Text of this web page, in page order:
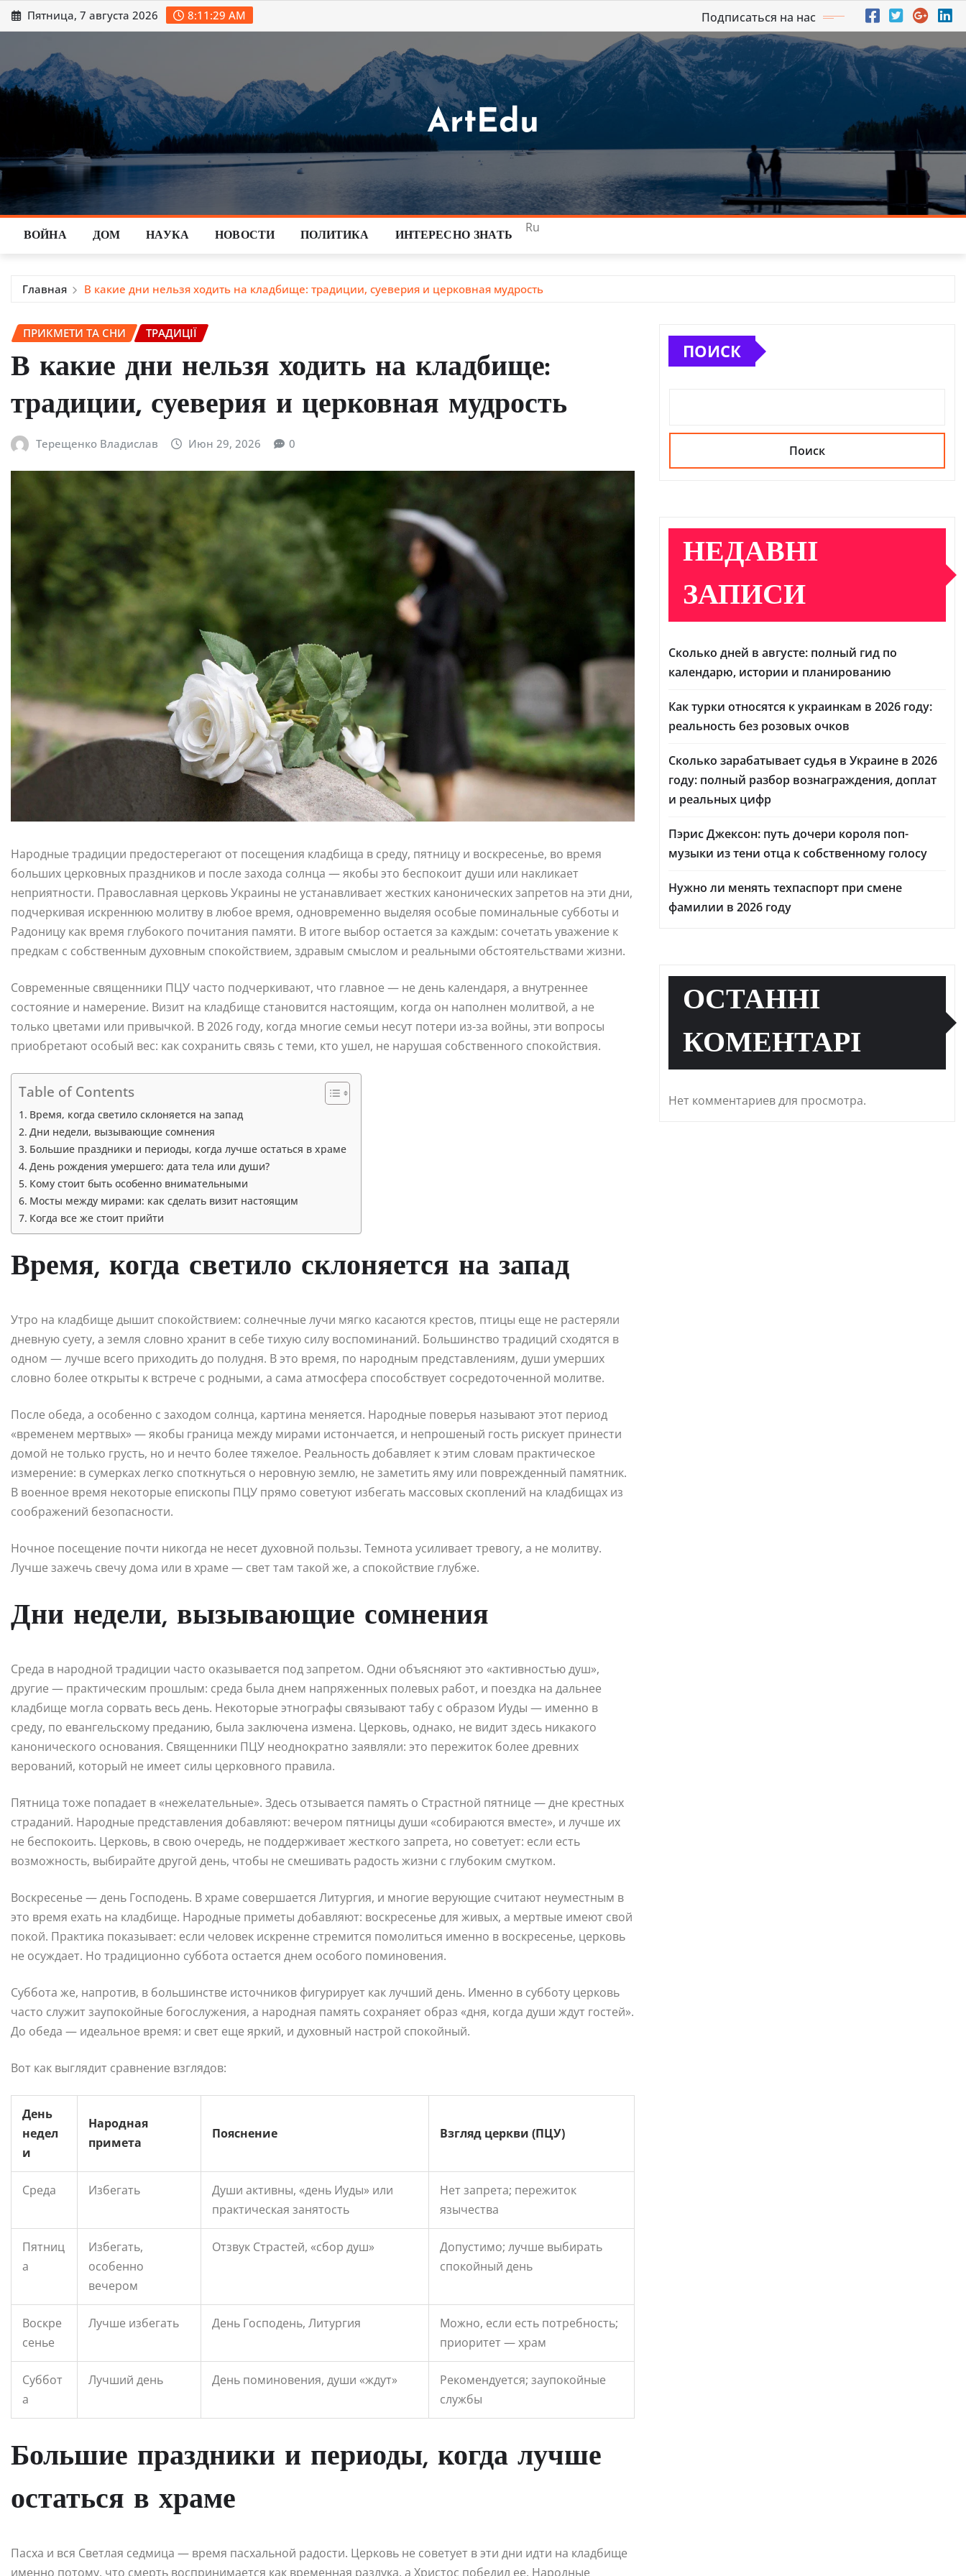
Перейти
к
Пятница, 7 августа 2026 8:11:31 AM Подписаться на нас
ArtEdu
ВОЙНА ДОМ НАУКА НОВОСТИ ПОЛИТИКА ИНТЕРЕСНО ЗНАТЬ
Ru
Главная В какие дни нельзя ходить на кладбище: традиции, суеверия и церковная мудрость
ПРИКМЕТИ ТА СНИ ТРАДИЦІЇ
В какие дни нельзя ходить на кладбище:
традиции, суеверия и церковная мудрость
Терещенко Владислав Июн 29, 2026 0
Народные традиции предостерегают от посещения кладбища в среду, пятницу и воскресенье, во время
больших церковных праздников и после захода солнца — якобы это беспокоит души или накликает
неприятности. Православная церковь Украины не устанавливает жестких канонических запретов на эти дни,
подчеркивая искреннюю молитву в любое время, одновременно выделяя особые поминальные субботы и
Радоницу как время глубокого почитания памяти. В итоге выбор остается за каждым: сочетать уважение к
предкам с собственным духовным спокойствием, здравым смыслом и реальными обстоятельствами жизни.
Современные священники ПЦУ часто подчеркивают, что главное — не день календаря, а внутреннее
состояние и намерение. Визит на кладбище становится настоящим, когда он наполнен молитвой, а не
только цветами или привычкой. В 2026 году, когда многие семьи несут потери из-за войны, эти вопросы
приобретают особый вес: как сохранить связь с теми, кто ушел, не нарушая собственного спокойствия.
Table of Contents
Время, когда светило склоняется на запад
Дни недели, вызывающие сомнения
Большие праздники и периоды, когда лучше остаться в храме
День рождения умершего: дата тела или души?
Кому стоит быть особенно внимательными
Мосты между мирами: как сделать визит настоящим
Когда все же стоит прийти
Время, когда светило склоняется на запад
Утро на кладбище дышит спокойствием: солнечные лучи мягко касаются крестов, птицы еще не растеряли
дневную суету, а земля словно хранит в себе тихую силу воспоминаний. Большинство традиций сходятся в
одном — лучше всего приходить до полудня. В это время, по народным представлениям, души умерших
словно более открыты к встрече с родными, а сама атмосфера способствует сосредоточенной молитве.
После обеда, а особенно с заходом солнца, картина меняется. Народные поверья называют этот период
«временем мертвых» — якобы граница между мирами истончается, и непрошеный гость рискует принести
домой не только грусть, но и нечто более тяжелое. Реальность добавляет к этим словам практическое
измерение: в сумерках легко споткнуться о неровную землю, не заметить яму или поврежденный памятник.
В военное время некоторые епископы ПЦУ прямо советуют избегать массовых скоплений на кладбищах из
соображений безопасности.
Ночное посещение почти никогда не несет духовной пользы. Темнота усиливает тревогу, а не молитву.
Лучше зажечь свечу дома или в храме — свет там такой же, а спокойствие глубже.
Дни недели, вызывающие сомнения
Среда в народной традиции часто оказывается под запретом. Одни объясняют это «активностью душ»,
другие — практическим прошлым: среда была днем напряженных полевых работ, и поездка на дальнее
кладбище могла сорвать весь день. Некоторые этнографы связывают табу с образом Иуды — именно в
среду, по евангельскому преданию, была заключена измена. Церковь, однако, не видит здесь никакого
канонического основания. Священники ПЦУ неоднократно заявляли: это пережиток более древних
верований, который не имеет силы церковного правила.
Пятница тоже попадает в «нежелательные». Здесь отзывается память о Страстной пятнице — дне крестных
страданий. Народные представления добавляют: вечером пятницы души «собираются вместе», и лучше их
не беспокоить. Церковь, в свою очередь, не поддерживает жесткого запрета, но советует: если есть
возможность, выбирайте другой день, чтобы не смешивать радость жизни с глубоким смутком.
Воскресенье — день Господень. В храме совершается Литургия, и многие верующие считают неуместным в
это время ехать на кладбище. Народные приметы добавляют: воскресенье для живых, а мертвые имеют свой
покой. Практика показывает: если человек искренне стремится помолиться именно в воскресенье, церковь
не осуждает. Но традиционно суббота остается днем особого поминовения.
Суббота же, напротив, в большинстве источников фигурирует как лучший день. Именно в субботу церковь
часто служит заупокойные богослужения, а народная память сохраняет образ «дня, когда души ждут гостей».
До обеда — идеальное время: и свет еще яркий, и духовный настрой спокойный.
Вот как выглядит сравнение взглядов:
День
недел
и
Народная
примета
Пояснение Взгляд церкви (ПЦУ)
Среда Избегать
Души активны, «день Иуды» или
практическая занятость
Нет запрета; пережиток
язычества
Пятниц
а
Избегать,
особенно
вечером
Отзвук Страстей, «сбор душ»
Допустимо; лучше выбирать
спокойный день
Воскре
сенье
Лучше избегать День Господень, Литургия
Можно, если есть потребность;
приоритет — храм
Суббот
а
Лучший день День поминовения, души «ждут»
Рекомендуется; заупокойные
службы
Большие праздники и периоды, когда лучше
остаться в храме
Пасха и вся Светлая седмица — время пасхальной радости. Церковь не советует в эти дни идти на кладбище
именно потому, что смерть воспринимается как временная разлука, а Христос победил ее. Народные
ПОИСК
Поиск
НЕДАВНІ
ЗАПИСИ
Сколько дней в августе: полный гид по
календарю, истории и планированию
Как турки относятся к украинкам в 2026 году:
реальность без розовых очков
Сколько зарабатывает судья в Украине в 2026
году: полный разбор вознаграждения, доплат
и реальных цифр
Пэрис Джексон: путь дочери короля поп-
музыки из тени отца к собственному голосу
Нужно ли менять техпаспорт при смене
фамилии в 2026 году
ОСТАННІ
КОМЕНТАРІ
Нет комментариев для просмотра.